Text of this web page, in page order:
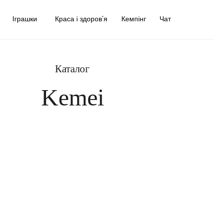
Іграшки Краса і здоров’я Кемпінг Чат
Каталог
Kemei